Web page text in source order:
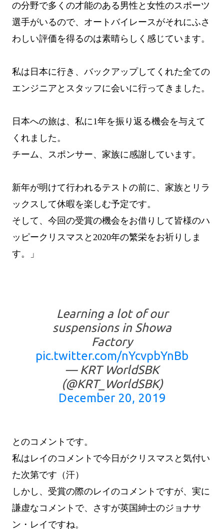
の分野で多くの才能のある男性と女性のスポーツ
選手がいるので、オートバイレースがそれにふさ
わしい評価を得るのは素晴らしく感じています。
私は日本に行き、バックアップしてくれた全ての
エンジニアとスタッフに会いに行ってきました。
日本への旅は、私に1年を振り返る機会を与えて
くれました。
チーム、スポンサー、家族に感謝しています。
新年が明けて行われるテストの前に、家族とリラ
ックスして休暇を楽しむ予定です。
そして、今回の受賞の機会をお借りして皆様のハ
ッピークリスマスと2020年の繁栄をお祈りしま
す。」
Learning a lot of our
suspensions in Showa
Factory
pic.twitter.com/nYcvpbYnBb
— KRT WorldSBK
(@KRT_WorldSBK)
December 20, 2019
とのコメントです。
私はレイのコメントで今日がクリスマスと気付い
た次第です（汗）
しかし、受賞の際のレイのコメントですが、実に
謙虚なコメントで、さすが英国紳士のジョナサ
ン・レイですね。